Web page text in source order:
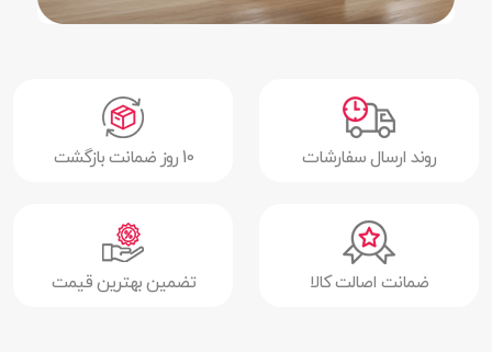
روند ارسال سفارشات 10 روز ضمانت بازگشت
ضمانت اصالت کالا تضمین بهترین قیمت